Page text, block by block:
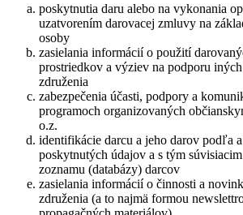
poskytnutia daru alebo na vykonania
uzatvorením darovacej zmluvy na
osoby
zasielania informácií o použití
prostriedkov a výziev na podporu
združenia
zabezpečenia účasti, podpory a
programoch organizovaných
o.z.
identifikácie darcu a jeho darov podľa
poskytnutých údajov a s tým
zoznamu (databázy) darcov
zasielania informácií o činnosti a
združenia (a to najmä formou